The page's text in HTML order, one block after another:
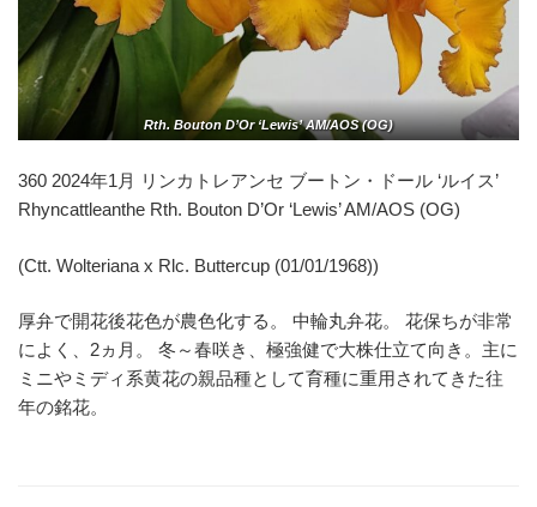
Rth. Bouton D’Or ‘Lewis’ AM/AOS (OG)
360 2024年1月 リンカトレアンセ ブートン・ドール ‘ルイス’
Rhyncattleanthe Rth. Bouton D’Or ‘Lewis’ AM/AOS (OG)
(Ctt. Wolteriana x Rlc. Buttercup (01/01/1968))
厚弁で開花後花色が農色化する。 中輪丸弁花。 花保ちが非常
によく、2ヵ月。 冬～春咲き、極強健で大株仕立て向き。主に
ミニやミディ系黄花の親品種として育種に重用されてきた往
年の銘花。